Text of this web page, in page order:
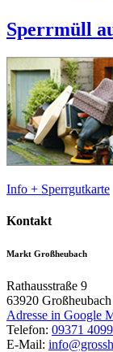
Sperrmüll
Info + Sperrgutkarte
Kontakt
Markt Großheubach
Rathausstraße 9
63920 Großheubach
Adresse in Google
Telefon: 09371
E-Mail: